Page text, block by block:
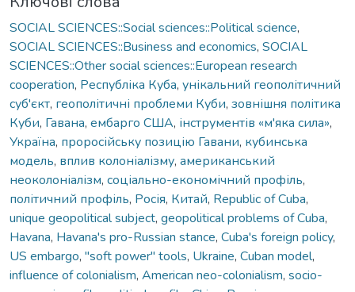
SOCIAL SCIENCES::Social sciences::Political science,
SOCIAL SCIENCES::Business and economics, SOCIAL
SCIENCES::Other social sciences::European research
cooperation, Республіка Куба, унікальний геополітичний
суб'єкт, геополітичні проблеми Куби, зовнішня політика
Куби, Гавана, ембарго США, інструментів «м'яка сила»,
Україна, проросійську позицію Гавани, кубинська
модель, вплив колоніалізму, американський
неоколоніалізм, соціально-економічний профіль,
політичний профіль, Росія, Китай, Republic of Cuba,
unique geopolitical subject, geopolitical problems of Cuba,
Havana, Havana's pro-Russian stance, Cuba's foreign policy,
US embargo, "soft power" tools, Ukraine, Cuban model,
influence of colonialism, American neo-colonialism, socio-